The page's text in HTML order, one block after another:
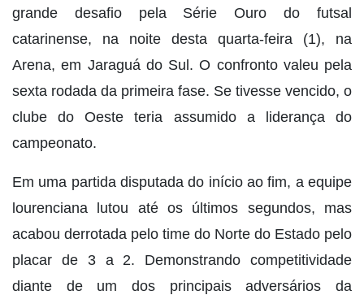
grande desafio pela Série Ouro do futsal
catarinense, na noite desta quarta-feira (1), na
Arena, em Jaraguá do Sul. O confronto valeu pela
sexta rodada da primeira fase. Se tivesse vencido, o
clube do Oeste teria assumido a liderança do
campeonato.
Em uma partida disputada do início ao fim, a equipe
lourenciana lutou até os últimos segundos, mas
acabou derrotada pelo time do Norte do Estado pelo
placar de 3 a 2. Demonstrando competitividade
diante de um dos principais adversários da